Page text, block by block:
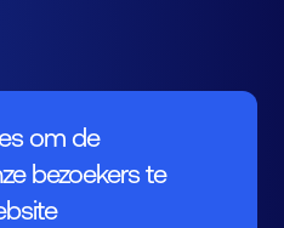
om de
bezoekers te